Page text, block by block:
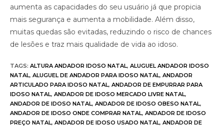
aumenta as capacidades do seu usuário já que propicia
mais segurança e aumenta a mobilidade. Além disso,
muitas quedas são evitadas, reduzindo o risco de chances
de lesões e traz mais qualidade de vida ao idoso.
TAGS: ALTURA ANDADOR IDOSO NATAL, ALUGUEL ANDADOR IDOSO
NATAL, ALUGUEL DE ANDADOR PARA IDOSO NATAL, ANDADOR
ARTICULADO PARA IDOSO NATAL, ANDADOR DE EMPURRAR PARA
IDOSO NATAL, ANDADOR DE IDOSO MERCADO LIVRE NATAL,
ANDADOR DE IDOSO NATAL, ANDADOR DE IDOSO OBESO NATAL,
ANDADOR DE IDOSO ONDE COMPRAR NATAL, ANDADOR DE IDOSO
PREÇO NATAL, ANDADOR DE IDOSO USADO NATAL, ANDADOR DE